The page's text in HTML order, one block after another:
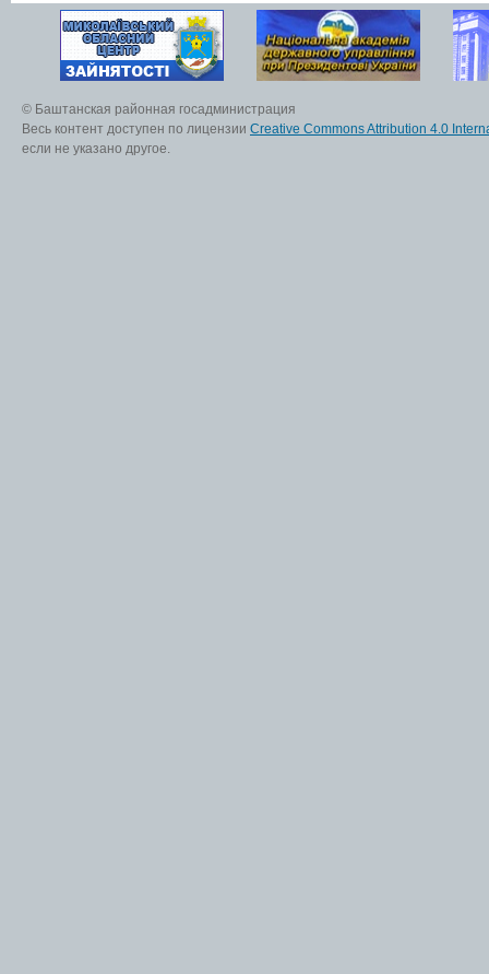
© Баштанская районная госадминистрация
Весь контент доступен по лицензии Creative Commons Attribution 4.0
если не указано другое.